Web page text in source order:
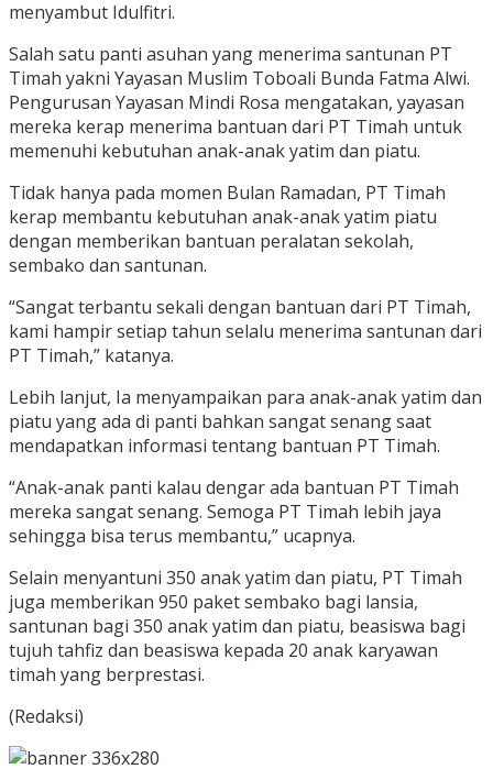
menyambut Idulfitri.
Salah satu panti asuhan yang menerima santunan PT
Timah yakni Yayasan Muslim Toboali Bunda Fatma Alwi.
Pengurusan Yayasan Mindi Rosa mengatakan, yayasan
mereka kerap menerima bantuan dari PT Timah untuk
memenuhi kebutuhan anak-anak yatim dan piatu.
Tidak hanya pada momen Bulan Ramadan, PT Timah
kerap membantu kebutuhan anak-anak yatim piatu
dengan memberikan bantuan peralatan sekolah,
sembako dan santunan.
“Sangat terbantu sekali dengan bantuan dari PT Timah,
kami hampir setiap tahun selalu menerima santunan dari
PT Timah,” katanya.
Lebih lanjut, Ia menyampaikan para anak-anak yatim dan
piatu yang ada di panti bahkan sangat senang saat
mendapatkan informasi tentang bantuan PT Timah.
“Anak-anak panti kalau dengar ada bantuan PT Timah
mereka sangat senang. Semoga PT Timah lebih jaya
sehingga bisa terus membantu,” ucapnya.
Selain menyantuni 350 anak yatim dan piatu, PT Timah
juga memberikan 950 paket sembako bagi lansia,
santunan bagi 350 anak yatim dan piatu, beasiswa bagi
tujuh tahfiz dan beasiswa kepada 20 anak karyawan
timah yang berprestasi.
(Redaksi)